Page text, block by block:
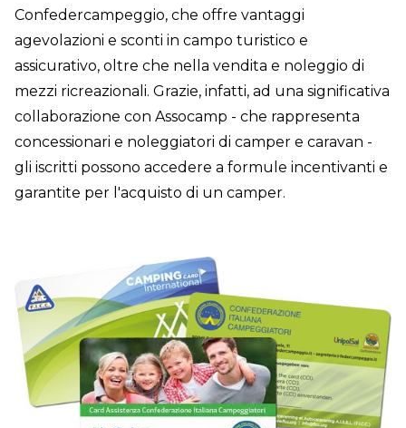
Confedercampeggio, che offre vantaggi
agevolazioni e sconti in campo turistico e
assicurativo, oltre che nella vendita e noleggio di
mezzi ricreazionali. Grazie, infatti, ad una significativa
collaborazione con Assocamp - che rappresenta
concessionari e noleggiatori di camper e caravan -
gli iscritti possono accedere a formule incentivanti e
garantite per l'acquisto di un camper.